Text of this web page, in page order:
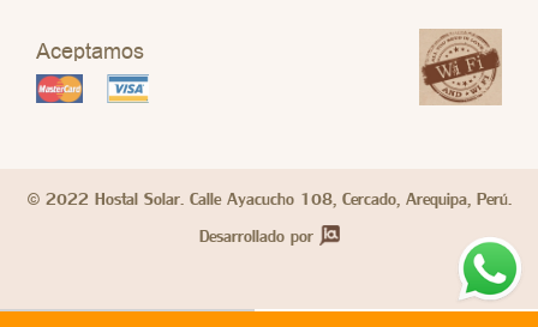
Aceptamos
© 2022 Hostal Solar. Calle Ayacucho 108, Cercado, Arequipa, Perú.
Desarrollado por